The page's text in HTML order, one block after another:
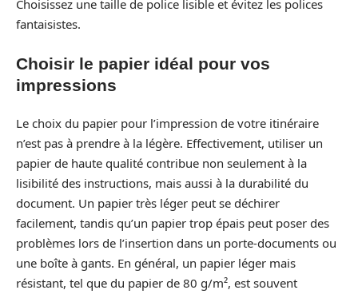
Choisissez une taille de police lisible et évitez les polices
fantaisistes.
Choisir le papier idéal pour vos
impressions
Le choix du papier pour l’impression de votre itinéraire
n’est pas à prendre à la légère. Effectivement, utiliser un
papier de haute qualité contribue non seulement à la
lisibilité des instructions, mais aussi à la durabilité du
document. Un papier très léger peut se déchirer
facilement, tandis qu’un papier trop épais peut poser des
problèmes lors de l’insertion dans un porte-documents ou
une boîte à gants. En général, un papier léger mais
résistant, tel que du papier de 80 g/m², est souvent